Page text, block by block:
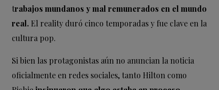
trabajos mundanos y mal remunerados en el mundo
real. El reality duró cinco temporadas y fue clave en la
cultura pop.
Si bien las protagonistas aún no anuncian la noticia
oficialmente en redes sociales, tanto Hilton como